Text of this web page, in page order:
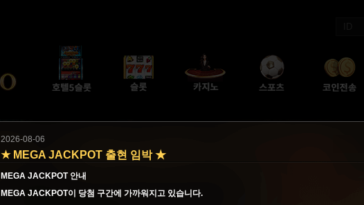
2026-08-06
★ MEGA JACKPOT 출현 임박 ★
MEGA JACKPOT 안내
MEGA JACKPOT이 당첨 구간에 가까워지고 있습니다.